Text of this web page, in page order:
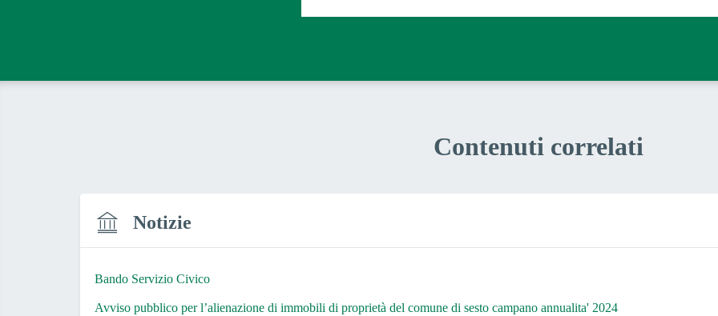
Contenuti correlati
Notizie
Bando Servizio Civico
Avviso pubblico per l’alienazione di immobili di proprietà del comune di sesto campano annualita' 2024